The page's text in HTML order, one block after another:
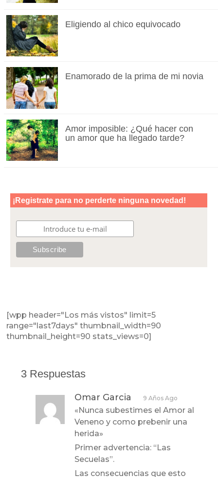
Eligiendo al chico equivocado
Enamorado de la prima de mi novia
Amor imposible: ¿Qué hacer con
un amor que ha llegado tarde?
[wpp header="Los más vistos" limit=5
range="last7days" thumbnail_width=90
thumbnail_height=90 stats_views=0]
3 Respuestas
Omar Garcia 9 Años Ago
«Nunca subestimes el Amor al
Veneno y como prebenir una
herida»
Primer advertencia: “Las
Secuelas”.
Las consecuencias que esto